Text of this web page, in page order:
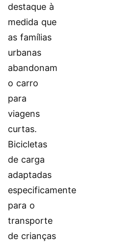
destaque à
medida que
as famílias
urbanas
abandonam
o carro
para
viagens
curtas.
Bicicletas
de carga
adaptadas
especificamente
para o
transporte
de crianças